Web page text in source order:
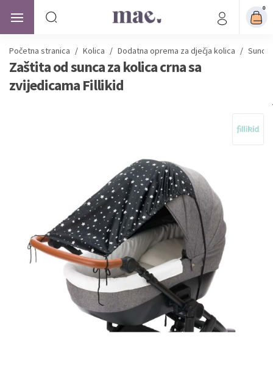
0
Početna stranica / Kolica / Dodatna oprema za dječja kolica /
Zaštita od sunca za kolica crna sa
zvijedicama Fillikid